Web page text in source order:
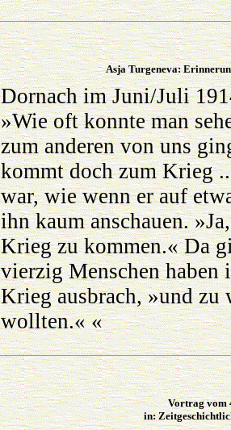
Asja Turgeneva:
Dornach im Juni/Juli
»Wie oft konnte man
zum anderen von uns
kommt doch zum Krieg
war, wie wenn er auf
ihn kaum anschauen.
Krieg zu kommen.« Da
vierzig Menschen haben
Krieg ausbrach, »und zu
wollten.« «
Vortrag vom
in: